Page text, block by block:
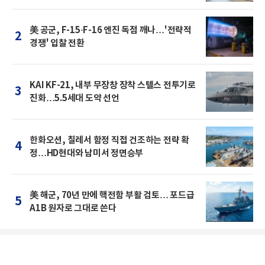
2
美 공군, F-15·F-16 엔진 독점 깨나…'전략적
경쟁' 입찰 전환
3
KAI KF-21, 내부 무장창 장착 스텔스 전투기로
진화…5.5세대 도약 선언
4
한화오션, 칠레서 함정 직접 건조하는 전략 확
정…HD현대와 남미서 정면승부
5
美 해군, 70년 만에 핵전함 부활 검토… 포드급
A1B 원자로 그대로 쓴다